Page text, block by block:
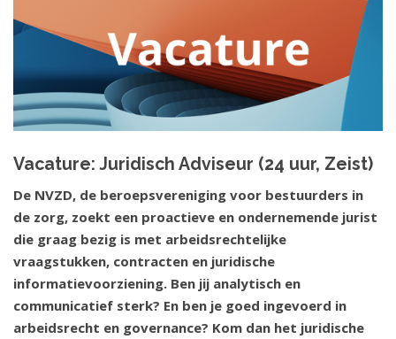
Vacature: Juridisch Adviseur (24 uur, Zeist)
De NVZD, de beroepsvereniging voor bestuurders in
de zorg, zoekt een proactieve en ondernemende jurist
die graag bezig is met arbeidsrechtelijke
vraagstukken, contracten en juridische
informatievoorziening. Ben jij analytisch en
communicatief sterk? En ben je goed ingevoerd in
arbeidsrecht en governance? Kom dan het juridische